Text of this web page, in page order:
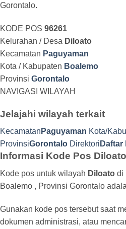
Gorontalo.
KODE POS 96261
Kelurahan / Desa Diloato
Kecamatan Paguyaman
Kota / Kabupaten Boalemo
Provinsi Gorontalo
NAVIGASI WILAYAH
Jelajahi wilayah terkait
Kecamatan Paguyaman Kota/
ProvinsiGorontalo Direktori
Informasi Kode Pos Diloato
Kode pos untuk wilayah Diloato di
Boalemo , Provinsi Gorontalo
Gunakan kode pos tersebut saat
dokumen administrasi, atau